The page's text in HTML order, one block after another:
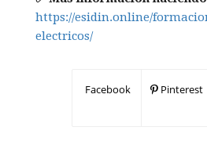
https://esidin.online/
electricos/
Facebook Pinterest